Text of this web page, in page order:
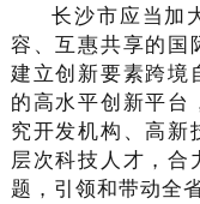
长沙市应当加
容、互惠共享的国
建立创新要素跨境
的高水平创新平台
究开发机构、高新
层次科技人才，合
题，引领和带动全